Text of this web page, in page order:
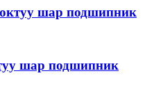
шар подшипник
шар подшипник